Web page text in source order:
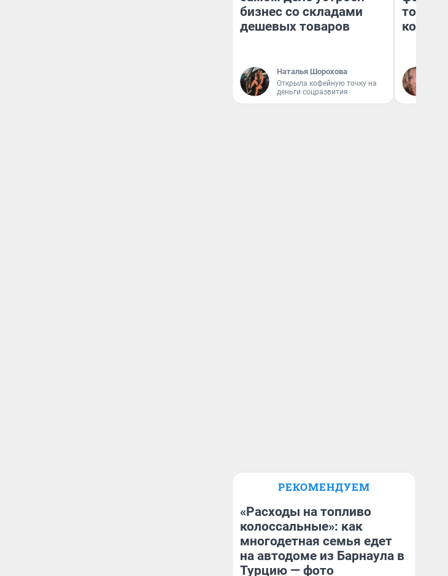
бизнес со складами
дешевых товаров
Наталья Шорохова
Открыла кофейную точку на
деньги соцразвития
РЕКОМЕНДУЕМ
«Расходы на топливо
колоссальные»: как
многодетная семья едет
на автодоме из Барнаула в
Турцию — фото